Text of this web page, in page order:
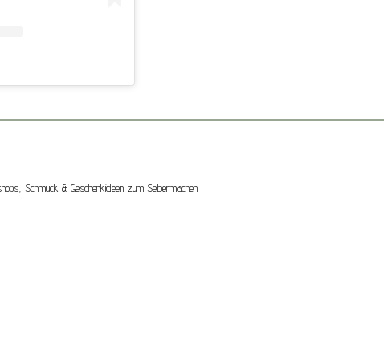
Schmuck & Geschenkideen zum Selbermachen